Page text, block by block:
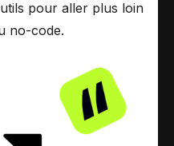
pour aller plus loin
no-code.